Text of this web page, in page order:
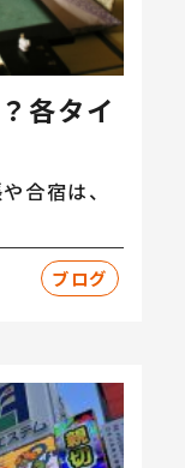
各タイ
合宿は、
ブログ